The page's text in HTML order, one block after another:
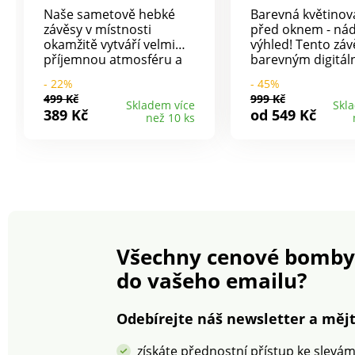
Naše sametově hebké
závěsy v místnosti
okamžitě vytváří velmi
příjemnou atmosféru a
stylu.
- 22%
499 Kč
389 Kč
Skladem více
než 10 ks
Barevná
před oknem -
výhled! Tento
barevným
doma jarní
celý rok. 100%
lze prát při 30
- 45%
999 Kč
od 549 Kč
Všechny cenové bomby
do vašeho emailu?
Odebírejte náš newsletter a
získáte přednostní přístup ke